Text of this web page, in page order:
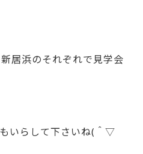
居浜のそれぞれで見学会
いらして下さいね(＾▽